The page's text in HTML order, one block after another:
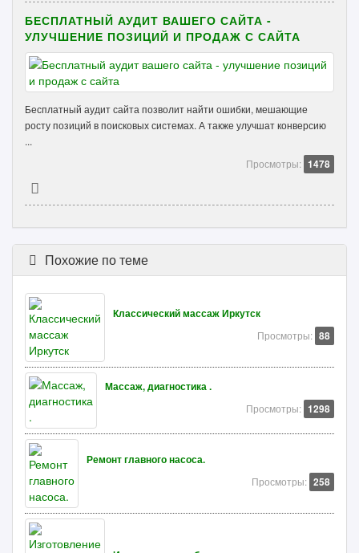
БЕСПЛАТНЫЙ АУДИТ ВАШЕГО САЙТА -
УЛУЧШЕНИЕ ПОЗИЦИЙ И ПРОДАЖ С САЙТА
Бесплатный аудит сайта позволит найти ошибки, мешающие
росту позиций в поисковых системах. А также улучшат конверсию
...
Просмотры: 1478
Похожие по теме
Классический массаж Иркутск
Просмотры: 88
Массаж, диагностика .
Просмотры: 1298
Ремонт главного насоса.
Просмотры: 258